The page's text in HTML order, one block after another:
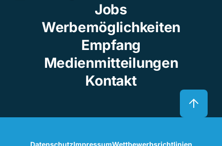
Jobs
Werbemöglichkeiten
Empfang
Medienmitteilungen
Kontakt
DatenschutzImpressumWettbewerbsrichtlinien